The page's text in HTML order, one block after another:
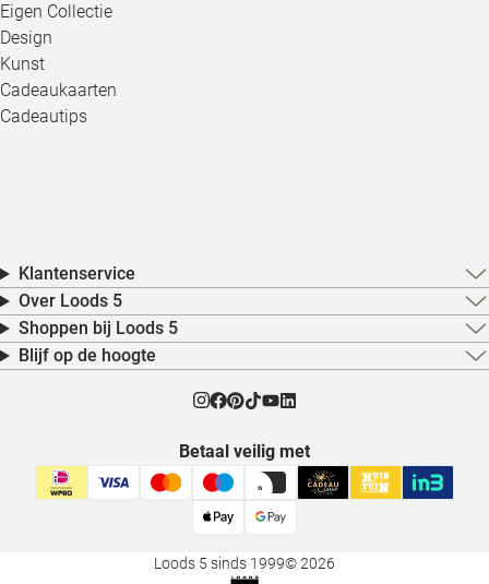
Eigen Collectie
Design
Kunst
Cadeaukaarten
Cadeautips
Klantenservice
Over Loods 5
Shoppen bij Loods 5
Blijf op de hoogte
Betaal veilig met
Loods 5 sinds 1999© 2026